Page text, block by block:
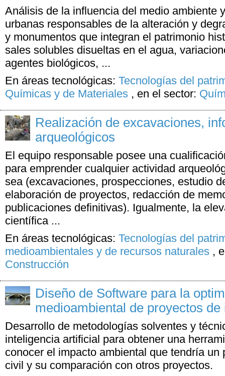
Análisis de la influencia del medio ambiente
urbanas responsables de la alteración y
y monumentos que integran el patrimonio
sales solubles disueltas en el agua,
agentes biológicos, ...
En áreas tecnológicas: Tecnologías del
Químicas y de Materiales , en el sector:
Realización de excavaciones,
arqueológicos
El equipo responsable posee una
para emprender cualquier actividad
sea (excavaciones, prospecciones, estudio
elaboración de proyectos, redacción de
publicaciones definitivas). Igualmente, la
científica ...
En áreas tecnológicas: Tecnologías del
medioambientales y de recursos naturales ,
Construcción
Diseño de Software para la
medioambiental de proyectos
Desarrollo de metodologías solventes y
inteligencia artificial para obtener una
conocer el impacto ambiental que tendría un
civil y su comparación con otros proyectos.